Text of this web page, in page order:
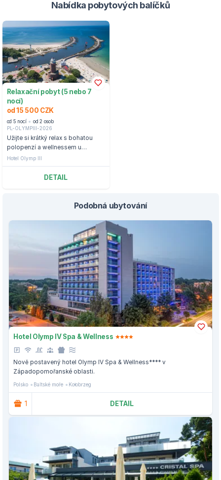
Nabídka pobytových balíčků
Relaxační pobyt (5 nebo 7
nocí)
od 15 500 CZK
od 5 nocí
od 2 osob
PL-OLYMPIII-2026
Užijte si krátký relax s bohatou
polopenzí a wellnessem u
Baltského moře ve středisku
Kołobrzeg.
Hotel Olymp III
DETAIL
Podobná ubytování
Hotel Olymp IV Spa & Wellness
Nově postavený hotel Olymp IV Spa & Wellness**** v
Západopomořanské oblasti.
Polsko Baltské moře Kołobrzeg
1 DETAIL